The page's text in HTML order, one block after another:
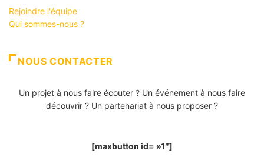
Rejoindre l'équipe
Qui sommes-nous ?
NOUS CONTACTER
Un projet à nous faire écouter ? Un événement à nous faire
découvrir ? Un partenariat à nous proposer ?
[maxbutton id= »1″]